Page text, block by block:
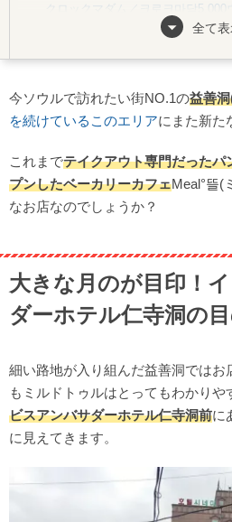
クロックマダム／크로크마담5,000
食パンティラミスカフェ／식빵티
トマトレモネード／토마토 레몬에
りんごバナナキューブ／사과바나
新龍山(シンヨンサン)駅にも新店
全て
今ソウルで訪れたい街NO.1の益善
を続けているこのエリアにまた新た
これまでテイクアウト専門だったパ
プンしたベーカリーカフェMeal°뜰(
なお店なのでしょうか？
大きな月のが目印！
ダーホテル仁寺洞の目
細い路地が入り組んだ益善洞ではお
もミルドトゥルはとってもわかりや
ビスアンバサダーホテル仁寺洞前に
に見えてきます。